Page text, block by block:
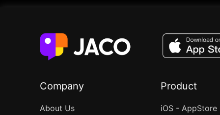
Company
About Us
Product
iOS - AppStore